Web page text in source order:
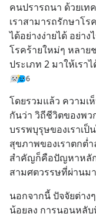
คนปรารถนา ด้วยเ
เราสามารถรักษาโ
ได้อย่างง่ายได้ อย่า
โรคร้ายใหม่ๆ หลาย
ประเภท 2 มาให้เรา
6
โดยรวมแล้ว ความเ
กันว่า วิถีชีวิตของพว
บรรพบุรุษของเราเ
สุขภาพของเราตกต่
สำคัญก็คือปัญหาหลัก
สามศตวรรษที่ผ่านมา
นอกจากนี้ ปัจจัยต่าง
น้อยลง การนอนหลั